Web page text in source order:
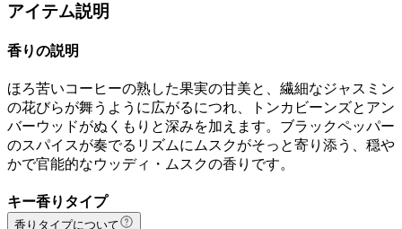
アイテム説明
香りの説明
ほろ苦いコーヒーの熟した果実の甘美と、繊細なジャスミン
の花びらが舞うように広がるにつれ、トンカビーンズとアン
バーウッドがぬくもりと深みを加えます。ブラックペッパー
のスパイスが奏でるリズムにムスクがそっと寄り添う、穏や
かで官能的なウッディ・ムスクの香りです。
キー香りタイプ
香りタイプについて